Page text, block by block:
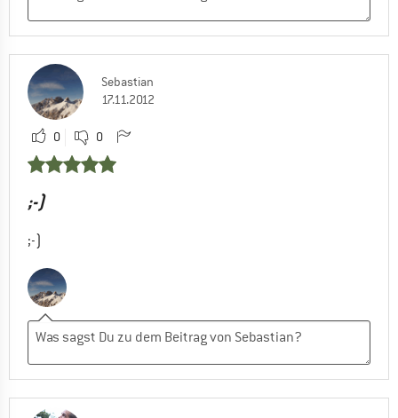
Sebastian
17.11.2012
0 0
;-)
;-)